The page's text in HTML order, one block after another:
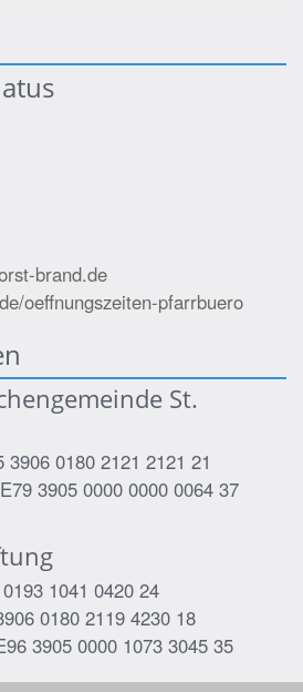
brand.de
oeffnungszeiten-pfarrbuero
St.
0180 2121 2121 21
3905 0000 0000 0064 37
1041 0420 24
0180 2119 4230 18
3905 0000 1073 3045 35